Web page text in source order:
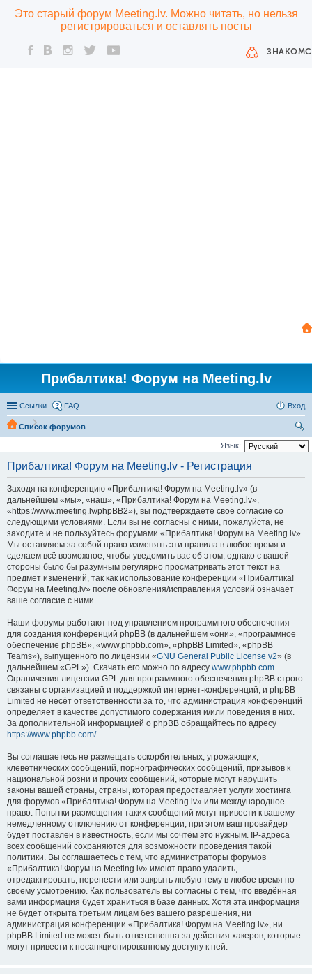
Это старый форум Meeting.lv. Можно читать, но нельзя
регистрироваться и оставлять посты
Прибалтика! Форум на Meeting.lv
Ссылки FAQ Вход
Список форумов
ои
Язык:
Прибалтика! Форум на Meeting.lv - Регистрация
Заходя на конференцию «Прибалтика! Форум на Meeting.lv» (в
дальнейшем «мы», «наш», «Прибалтика! Форум на Meeting.lv»,
«https://www.meeting.lv/phpBB2»), вы подтверждаете своё согласие со
следующими условиями. Если вы не согласны с ними, пожалуйста, не
заходите и не пользуйтесь форумами «Прибалтика! Форум на Meeting.lv».
Мы оставляем за собой право изменять эти правила в любое время и
сделаем всё возможное, чтобы уведомить вас об этом, однако с вашей
стороны было бы разумным регулярно просматривать этот текст на
предмет изменений, так как использование конференции «Прибалтика!
Форум на Meeting.lv» после обновления/исправления условий означает
ваше согласие с ними.
Наши форумы работают под управлением программного обеспечения
для создания конференций phpBB (в дальнейшем «они», «программное
обеспечение phpBB», «www.phpbb.com», «phpBB Limited», «phpBB
Teams»), выпущенного по лицензии «GNU General Public License v2» (в
дальнейшем «GPL»). Скачать его можно по адресу www.phpbb.com.
Ограничения лицензии GPL для программного обеспечения phpBB строго
связаны с организацией и поддержкой интернет-конференций, и phpBB
Limited не несёт ответственности за то, что администрация конференций
определяет в качестве допустимого содержания и/или поведения в них.
За дополнительной информацией о phpBB обращайтесь по адресу
https://www.phpbb.com/.
Вы соглашаетесь не размещать оскорбительных, угрожающих,
клеветнических сообщений, порнографических сообщений, призывов к
национальной розни и прочих сообщений, которые могут нарушить
законы вашей страны, страны, которая предоставляет услуги хостинга
для форумов «Прибалтика! Форум на Meeting.lv» или международное
право. Попытки размещения таких сообщений могут привести к вашему
немедленному отключению от конференции, при этом ваш провайдер
будет поставлен в известность, если мы сочтём это нужным. IP-адреса
всех сообщений сохраняются для возможности проведения такой
политики. Вы соглашаетесь с тем, что администраторы форумов
«Прибалтика! Форум на Meeting.lv» имеют право удалить,
отредактировать, перенести или закрыть любую тему в любое время по
своему усмотрению. Как пользователь вы согласны с тем, что введённая
вами информация будет храниться в базе данных. Хотя эта информация
не будет открыта третьим лицам без вашего разрешения, ни
администрация конференции «Прибалтика! Форум на Meeting.lv», ни
phpBB Limited не может быть ответственна за действия хакеров, которые
могут привести к несанкционированному доступу к ней.